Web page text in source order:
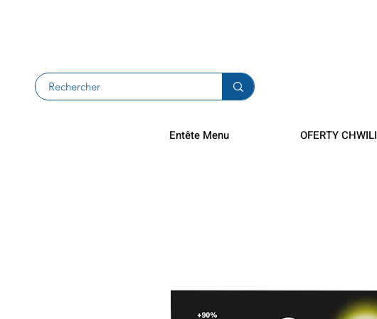
Entête Menu OFERTY CHWILI